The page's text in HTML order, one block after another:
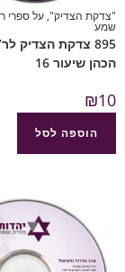
"צדקת הצדיק",על ספרי
שמע
895 צדקת הצדיק
הכהן שיעור 16
₪10
הוספה לסל